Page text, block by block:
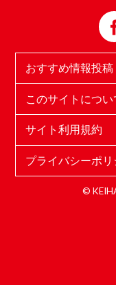
おすすめ情報投稿
このサイトについ
サイト利用規約
プライバシーポリ
©